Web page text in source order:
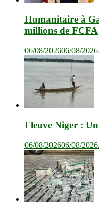
Humanitaire à
millions de FCFA
06/08/202606/08/2026
Fleuve Niger :
06/08/202606/08/2026